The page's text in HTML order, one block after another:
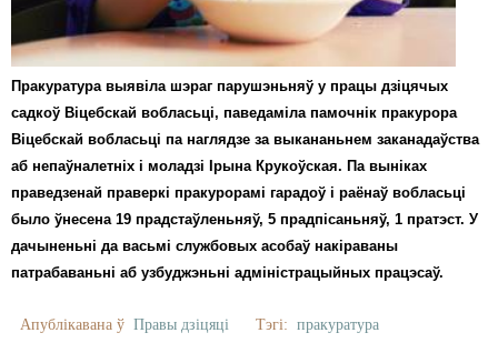
Пракуратура выявіла шэраг парушэньняў у працы дзіцячых
садкоў Віцебскай вобласьці, паведаміла памочнік пракурора
Віцебскай вобласьці па наглядзе за выкананьнем заканадаўства
аб непаўналетніх і моладзі Ірына Крукоўская. Па выніках
праведзенай праверкі пракурорамі гарадоў і раёнаў вобласьці
было ўнесена 19 прадстаўленьняў, 5 прадпісаньняў, 1 пратэст. У
дачыненьні да васьмі службовых асобаў накіраваны
патрабаваньні аб узбуджэньні адміністрацыйных працэсаў.
Апублікавана ў Правы дзіцяці Тэгі: пракуратура